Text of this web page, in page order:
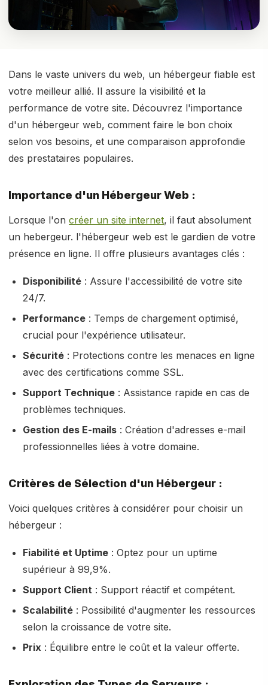
Dans le vaste univers du web, un hébergeur fiable est
votre meilleur allié. Il assure la visibilité et la
performance de votre site. Découvrez l'importance
d'un hébergeur web, comment faire le bon choix
selon vos besoins, et une comparaison approfondie
des prestataires populaires.
Importance d'un Hébergeur Web :
Lorsque l'on créer un site internet, il faut absolument
un hebergeur. l'hébergeur web est le gardien de votre
présence en ligne. Il offre plusieurs avantages clés :
Disponibilité : Assure l'accessibilité de votre site
24/7.
Performance : Temps de chargement optimisé,
crucial pour l'expérience utilisateur.
Sécurité : Protections contre les menaces en ligne
avec des certifications comme SSL.
Support Technique : Assistance rapide en cas de
problèmes techniques.
Gestion des E-mails : Création d'adresses e-mail
professionnelles liées à votre domaine.
Critères de Sélection d'un Hébergeur :
Voici quelques critères à considérer pour choisir un
hébergeur :
Fiabilité et Uptime : Optez pour un uptime
supérieur à 99,9%.
Support Client : Support réactif et compétent.
Scalabilité : Possibilité d'augmenter les ressources
selon la croissance de votre site.
Prix : Équilibre entre le coût et la valeur offerte.